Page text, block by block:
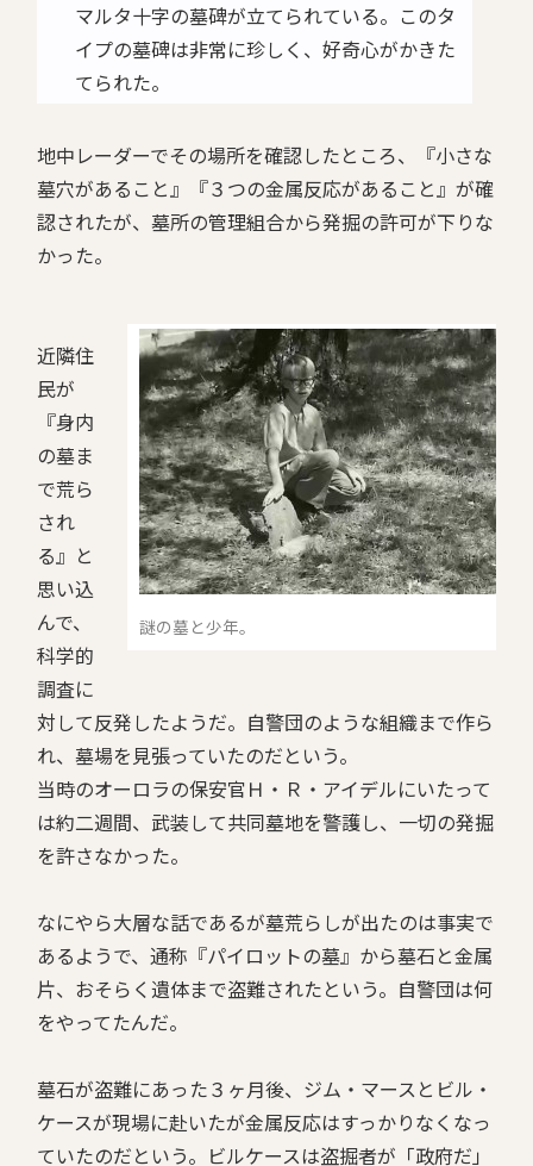
マルタ十字の墓碑が立てられている。このタ
イプの墓碑は非常に珍しく、好奇心がかきた
てられた。
地中レーダーでその場所を確認したところ、『小さな
墓穴があること』『３つの金属反応があること』が確
認されたが、墓所の管理組合から発掘の許可が下りな
かった。
謎の墓と少年。
近隣住
民が
『身内
の墓ま
で荒ら
され
る』と
思い込
んで、
科学的
調査に
対して反発したようだ。自警団のような組織まで作ら
れ、墓場を見張っていたのだという。
当時のオーロラの保安官Ｈ・Ｒ・アイデルにいたって
は約二週間、武装して共同墓地を警護し、一切の発掘
を許さなかった。
なにやら大層な話であるが墓荒らしが出たのは事実で
あるようで、通称『パイロットの墓』から墓石と金属
片、おそらく遺体まで盗難されたという。自警団は何
をやってたんだ。
墓石が盗難にあった３ヶ月後、ジム・マースとビル・
ケースが現場に赴いたが金属反応はすっかりなくなっ
ていたのだという。ビルケースは盗掘者が「政府だ」